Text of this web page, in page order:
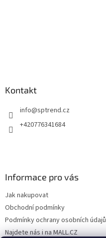
Kontakt
info@sptrend.cz
+420776341684
Informace pro vás
Jak nakupovat
Obchodní podmínky
Podmínky ochrany osobních údajů
Najdete nás i na MALL.CZ